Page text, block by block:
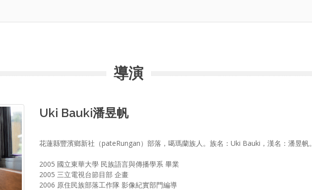
導演
Uki Bauki潘昱帆
花蓮縣豐濱鄉新社（pateRungan）部落，噶瑪蘭族人。族名：Uki Bauki，漢名：潘昱帆。
2005 國立東華大學 民族語言與傳播學系 畢業
2005 三立電視台節目部 企畫
2006 原住民族部落工作隊 影像紀實部門編導